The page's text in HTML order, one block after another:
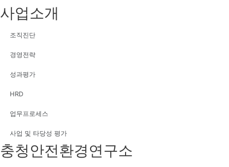
사업소개
조직진단
경영전략
성과평가
HRD
업무프로세스
사업 및 타당성 평가
충청안전환경연구소